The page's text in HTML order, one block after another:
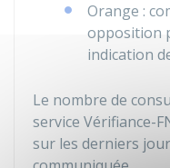
Orange :
opposition
indication
Le nombre de
service Vérifiance-
sur les derniers